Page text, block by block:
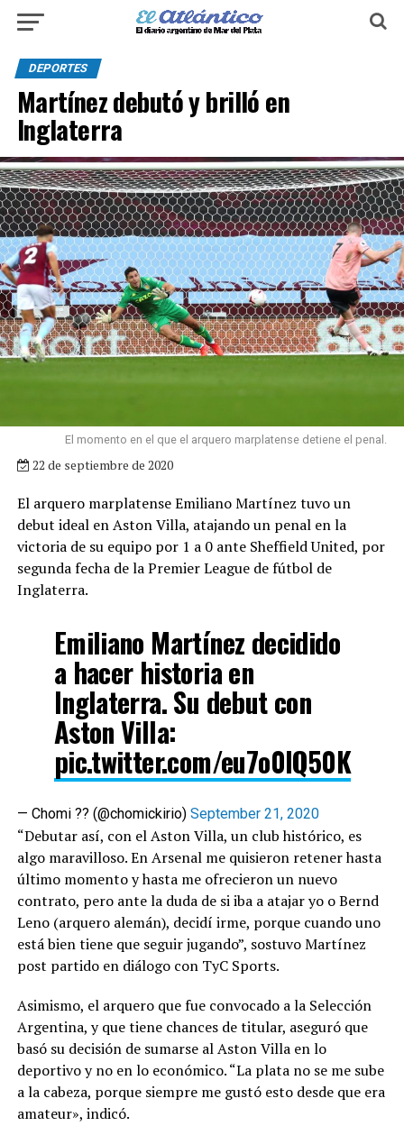
DEPORTES
Martínez debutó y brilló en
Inglaterra
El momento en el que el arquero marplatense detiene el penal.
22 de septiembre de 2020
El arquero marplatense Emiliano Martínez tuvo un
debut ideal en Aston Villa, atajando un penal en la
victoria de su equipo por 1 a 0 ante Sheffield United, por
segunda fecha de la Premier League de fútbol de
Inglaterra.
Emiliano Martínez decidido
a hacer historia en
Inglaterra. Su debut con
Aston Villa:
pic.twitter.com/eu7o0IQ50K
— Chomi ?? (@chomickirio) September 21, 2020
“Debutar así, con el Aston Villa, un club histórico, es
algo maravilloso. En Arsenal me quisieron retener hasta
último momento y hasta me ofrecieron un nuevo
contrato, pero ante la duda de si iba a atajar yo o Bernd
Leno (arquero alemán), decidí irme, porque cuando uno
está bien tiene que seguir jugando”, sostuvo Martínez
post partido en diálogo con TyC Sports.
Asimismo, el arquero que fue convocado a la Selección
Argentina, y que tiene chances de titular, aseguró que
basó su decisión de sumarse al Aston Villa en lo
deportivo y no en lo económico. “La plata no se me sube
a la cabeza, porque siempre me gustó esto desde que era
amateur», indicó.